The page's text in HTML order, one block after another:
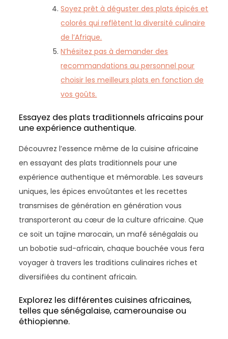
Soyez prêt à déguster des plats épicés et
colorés qui reflètent la diversité culinaire
de l’Afrique.
N’hésitez pas à demander des
recommandations au personnel pour
choisir les meilleurs plats en fonction de
vos goûts.
Essayez des plats traditionnels africains pour
une expérience authentique.
Découvrez l’essence même de la cuisine africaine
en essayant des plats traditionnels pour une
expérience authentique et mémorable. Les saveurs
uniques, les épices envoûtantes et les recettes
transmises de génération en génération vous
transporteront au cœur de la culture africaine. Que
ce soit un tajine marocain, un mafé sénégalais ou
un bobotie sud-africain, chaque bouchée vous fera
voyager à travers les traditions culinaires riches et
diversifiées du continent africain.
Explorez les différentes cuisines africaines,
telles que sénégalaise, camerounaise ou
éthiopienne.